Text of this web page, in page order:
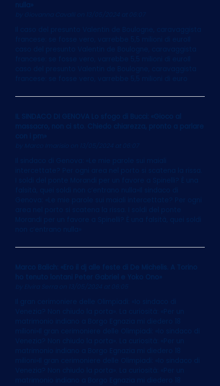
nulla»
on 13/05/2024 at 06:07
Il caso del presunto Valentin de Boulogne, caravaggista
francese: se fosse vero, varrebbe 5,5 milioni di euroIl
caso del presunto Valentin de Boulogne, caravaggista
francese: se fosse vero, varrebbe 5,5 milioni di euroIl
caso del presunto Valentin de Boulogne, caravaggista
francese: se fosse vero, varrebbe 5,5 milioni di euro
IL SINDACO DI GENOVA Lo sfogo di Bucci: «Gioco al
massacro, non ci sto. Chiedo chiarezza, pronto a parlare
con i pm»
Marco Imarisio on 13/05/2024 at 06:07
Il sindaco di Genova: «Le mie parole sui maiali
intercettate? Per ogni area nel porto si scatena la rissa.
I soldi del ponte Morandi per un favore a Spinelli? È una
falsità, quei soldi non c’entrano nulla»Il sindaco di
Genova: «Le mie parole sui maiali intercettate? Per ogni
area nel porto si scatena la rissa. I soldi del ponte
Morandi per un favore a Spinelli? È una falsità, quei soldi
non c’entrano nulla»
Marco Balich: «Ero il dj alle feste di De Michelis. A Torino
ho tenuto lontani Peter Gabriel e Yoko Ono»
on 13/05/2024 at 06:05
Il gran cerimoniere delle Olimpiadi: «Io sindaco di
Venezia? Non chiudo la porta». La curiosità: «Per un
matrimonio indiano a Borgo Egnazia mi diedero 18
milioni»Il gran cerimoniere delle Olimpiadi: «Io sindaco di
Venezia? Non chiudo la porta». La curiosità: «Per un
matrimonio indiano a Borgo Egnazia mi diedero 18
milioni»Il gran cerimoniere delle Olimpiadi: «Io sindaco di
Venezia? Non chiudo la porta». La curiosità: «Per un
matrimonio indiano a Borgo Egnazia mi diedero 18